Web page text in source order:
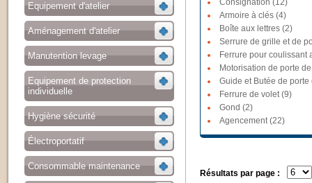
Equipement d'atelier
Aménagement d'atelier
Manutention levage
Equipement de protection
individuelle
Hygiène sécurité
Électroportatif
Consommable maintenance
Consignation (12)
Armoire à clés (4)
Boîte aux lettres (2)
Serrure de grille et de
Ferrure pour coulissant
Motorisation de porte
Guide et Butée de
Ferrure de volet (9)
Gond (2)
Agencement (22)
Résultats par page :